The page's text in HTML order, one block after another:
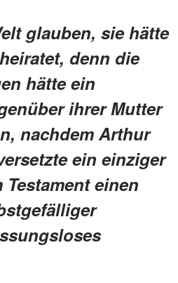
glauben, sie hätte
denn die
hätte ein
ihrer Mutter
nachdem Arthur
ein einziger
Testament einen